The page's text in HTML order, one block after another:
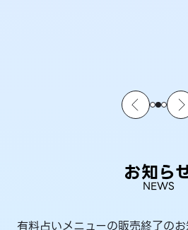
お知ら
NEWS
有料占いメニューの販売終了の